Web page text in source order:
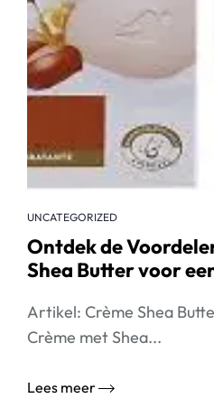
UNCATEGORIZED
Ontdek de
Shea Butter voor
Artikel: Crème Shea
Crème met Shea...
Lees meer